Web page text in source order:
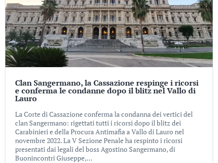
Clan Sangermano, la Cassazione respinge i ricorsi
e conferma le condanne dopo il blitz nel Vallo di
Lauro
La Corte di Cassazione conferma la condanna dei vertici del
clan Sangermano: rigettati tutti i ricorsi dopo il blitz dei
Carabinieri e della Procura Antimafia a Vallo di Lauro nel
novembre 2022. La V Sezione Penale ha respinto i ricorsi
presentati dai legali del boss Agostino Sangermano, di
Buonincontri Giuseppe,...